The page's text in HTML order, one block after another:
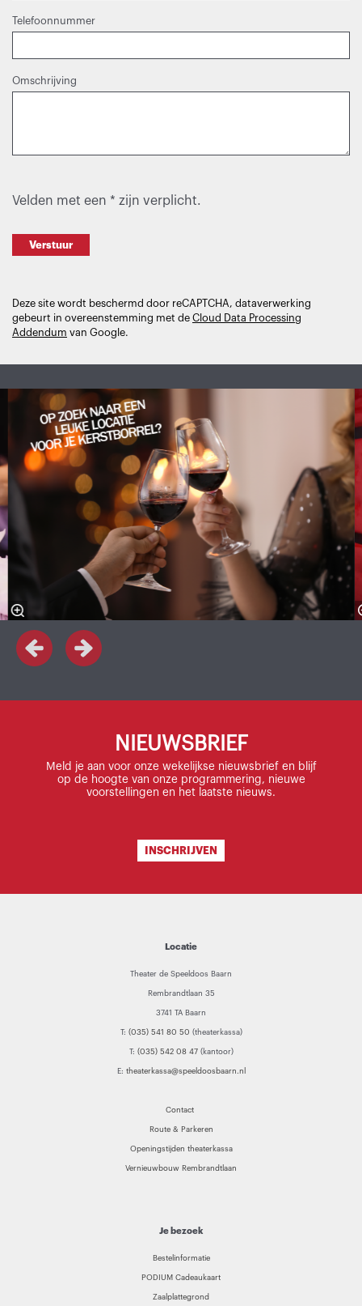
Telefoonnummer
Omschrijving
Velden met een * zijn verplicht.
Verstuur
Deze site wordt beschermd door reCAPTCHA, dataverwerking
gebeurt in overeenstemming met de Cloud Data Processing
Addendum van Google.
Overslaan
NIEUWSBRIEF
Meld je aan voor onze wekelijkse nieuwsbrief en blijf
op de hoogte van onze programmering, nieuwe
voorstellingen en het laatste nieuws.
INSCHRIJVEN
Locatie
Theater de Speeldoos Baarn
Rembrandtlaan 35
3741 TA Baarn
T: (035) 541 80 50 (theaterkassa)
T: (035) 542 08 47(kantoor)
E: theaterkassa@speeldoosbaarn.nl
Contact
Route & Parkeren
Openingstijden theaterkassa
Vernieuwbouw Rembrandtlaan
Je bezoek
Bestelinformatie
PODIUM Cadeaukaart
Zaalplattegrond